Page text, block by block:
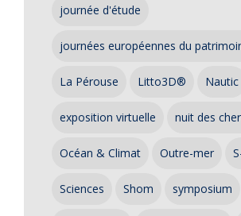
journée d'étude
journées européennes du
La Pérouse Litto3D® Nautic
exposition virtuelle nuit des
Océan & Climat Outre-mer
Sciences Shom symposium